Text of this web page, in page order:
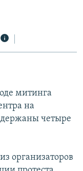
митинга
на
четыре
организаторов